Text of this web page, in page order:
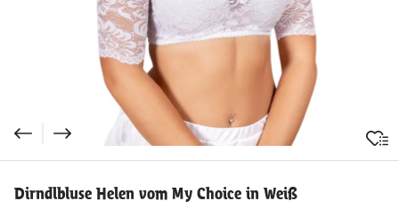
Dirndlbluse Helen vom My Choice in Weiß